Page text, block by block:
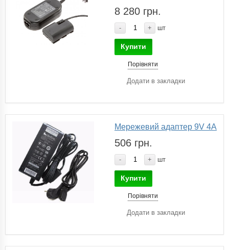
8 280 грн.
- + шт
Купити
Порівняти
Додати в закладки
Мережевий адаптер 9V 4A
506 грн.
- + шт
Купити
Порівняти
Додати в закладки